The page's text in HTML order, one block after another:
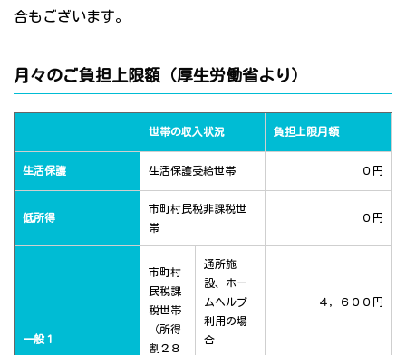
合もございます。
月々のご負担上限額（厚生労働省より）
世帯の収入状況 負担上限月額
生活保護 生活保護受給世帯 ０円
低所得
市町村民税非課税世
帯
０円
一般１
市町村
民税課
税世帯
（所得
割２８
通所施
設、ホー
ムヘルプ
利用の場
合
４，６００円